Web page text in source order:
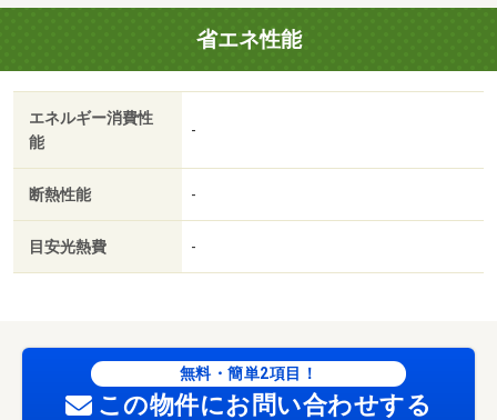
有/カードキー発行料 11000円/ハウスクリーニング料（課
省エネ性能
エネルギー消費性
能
-
断熱性能 -
目安光熱費 -
無料・簡単2項目！
この物件にお問い合わせする